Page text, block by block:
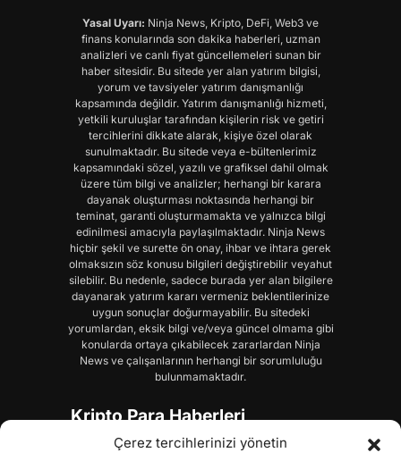
Çerez tercihlerinizi yönetin
Yasal Uyarı: Ninja News, Kripto, DeFi, Web3 ve
finans konularında son dakika haberleri, uzman
analizleri ve canlı fiyat güncellemeleri sunan bir
haber sitesidir. Bu sitede yer alan yatırım bilgisi,
yorum ve tavsiyeler yatırım danışmanlığı
kapsamında değildir. Yatırım danışmanlığı hizmeti,
yetkili kuruluşlar tarafından kişilerin risk ve getiri
tercihlerini dikkate alarak, kişiye özel olarak
sunulmaktadır. Bu sitede veya e-bültenlerimiz
kapsamındaki sözel, yazılı ve grafiksel dahil olmak
üzere tüm bilgi ve analizler; herhangi bir karara
dayanak oluşturması noktasında herhangi bir
teminat, garanti oluşturmamakta ve yalnızca bilgi
edinilmesi amacıyla paylaşılmaktadır. Ninja News
hiçbir şekil ve surette ön onay, ihbar ve ihtara gerek
olmaksızın söz konusu bilgileri değiştirebilir veyahut
silebilir. Bu nedenle, sadece burada yer alan bilgilere
dayanarak yatırım kararı vermeniz beklentilerinize
uygun sonuçlar doğurmayabilir. Bu sitedeki
yorumlardan, eksik bilgi ve/veya güncel olmama gibi
konularda ortaya çıkabilecek zararlardan Ninja
News ve çalışanlarının herhangi bir sorumluluğu
bulunmamaktadır.
Kripto Para Haberleri
Bitcoin (BTC) Haberleri